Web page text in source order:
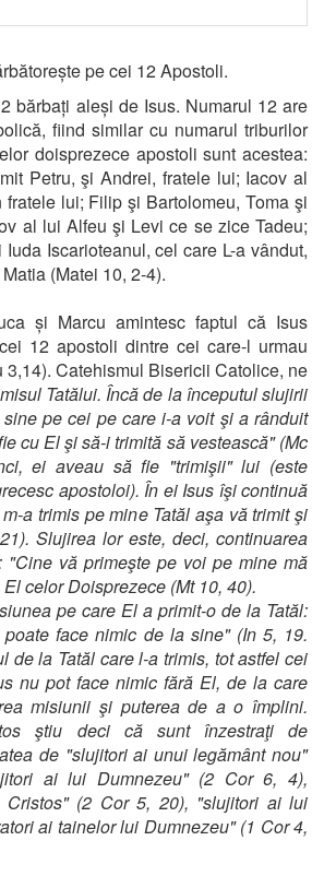
pe cei 12 Apostoli.
bărbați aleși de Isus. Numarul 12 are
fiind similar cu numarul triburilor
doisprezece apostoli sunt acestea:
Petru, şi Andrei, fratele lui; Iacov al
lui; Filip şi Bartolomeu, Toma şi
al lui Alfeu şi Levi ce se zice Tadeu;
Iscarioteanul, cel care L-a vândut,
(Matei 10, 2-4).
și Marcu amintesc faptul că Isus
12 apostoli dintre cei care-l urmau
3,14). Catehismul Bisericii Catolice, ne
Tatălui. Încă de la începutul slujirii
pe cei pe care i-a voit şi a rânduit
cu El şi să-i trimită să vestească" (Mc
ei aveau să fie "trimişii" lui (este
apostoloi). În ei Isus îşi continuă
a trimis pe mine Tatăl aşa vă trimit şi
Slujirea lor este, deci, continuarea
"Cine vă primeşte pe voi pe mine mă
celor Doisprezece (Mt 10, 40).
pe care El a primit-o de la Tatăl:
face nimic de la sine" (In 5, 19.
de la Tatăl care l-a trimis, tot astfel cei
nu pot face nimic fără El, de la care
misiunii şi puterea de a o împlini.
ştiu deci că sunt înzestraţi de
de "slujitori ai unui legământ nou"
ai lui Dumnezeu" (2 Cor 6, 4),
Cristos" (2 Cor 5, 20), "slujitori ai lui
ai tainelor lui Dumnezeu" (1 Cor 4,